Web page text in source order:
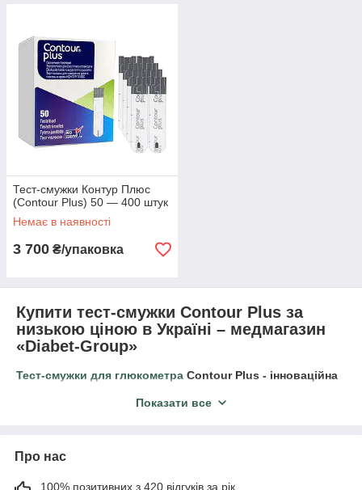
Тест-смужки Контур Плюс
(Contour Plus) 50 — 400 штук
Немає в наявності
3 700 ₴/упаковка
Купити тест-смужки Contour Plus за
низькою ціною в Україні – медмагазин
«Diabet-Group»
Тест-смужки для глюкометра Contour Plus - інноваційна
діагностику рівня цукру в домашніх умовах. Принцип
рівні. Незважаючи на демократичну вартість витратного
матеріалу, точність аналізів з його застосуванням не
викликає сумніву у ендокринологів.
Показати все
Про нас
100% позитивних з 420 відгуків за рік